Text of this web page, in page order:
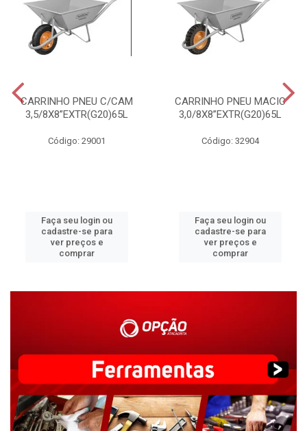
CARRINHO PNEU C/CAM
3,5/8X8”EXTR(G20)65L
Código: 29001
Faça seu login ou
cadastre-se para
ver preços e
comprar
CARRINHO PNEU MACIC
3,0/8X8”EXTR(G20)65L
Código: 32904
Faça seu login ou
cadastre-se para
ver preços e
comprar